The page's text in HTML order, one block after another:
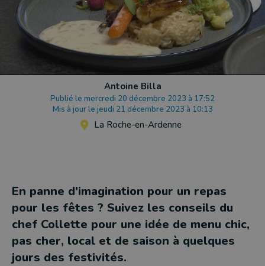
Antoine Billa
Publié le mercredi 20 décembre 2023 à 17:52
Mis à jour le jeudi 21 décembre 2023 à 10:13
La Roche-en-Ardenne
En panne d'imagination pour un repas
pour les fêtes ? Suivez les conseils du
chef Collette pour une idée de menu chic,
pas cher, local et de saison à quelques
jours des festivités.